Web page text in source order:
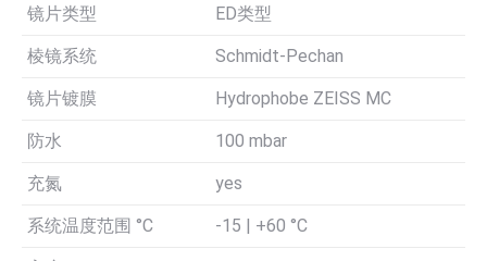
镜片类型 ED类型
棱镜系统 Schmidt-Pechan
镜片镀膜 Hydrophobe ZEISS MC
防水 100 mbar
充氮 yes
系统温度范围 °C -15 | +60 °C